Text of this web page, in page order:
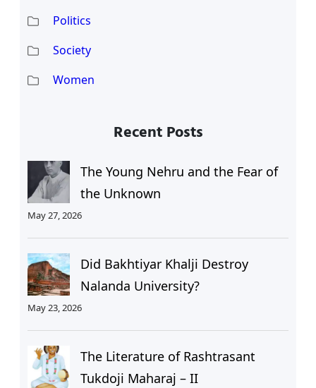
Politics
Society
Women
Recent Posts
The Young Nehru and the Fear of
the Unknown
May 27, 2026
Did Bakhtiyar Khalji Destroy
Nalanda University?
May 23, 2026
The Literature of Rashtrasant
Tukdoji Maharaj – II